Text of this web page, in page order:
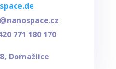
771 180 170
Domažlice